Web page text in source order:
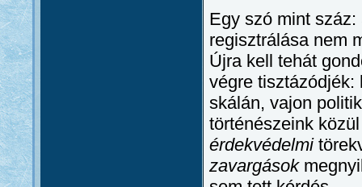
Egy szó mint
regisztrálása nem
Újra kell tehát
végre tisztázódjék:
skálán, vajon
történészeink
érdekvédelmi
zavargások